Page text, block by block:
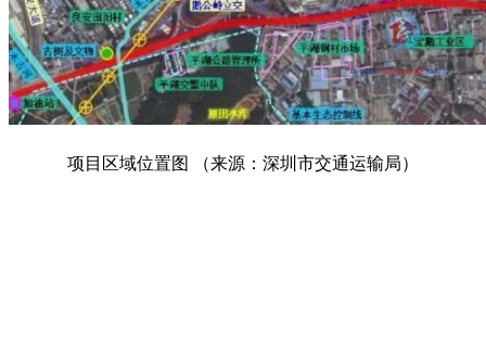
项目区域位置图 （来源：深圳市交通运输局）